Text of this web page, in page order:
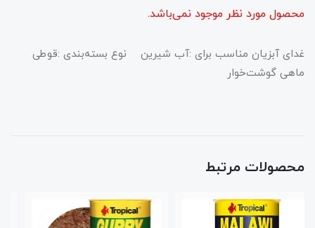
محصول مورد نظر موجود نمی‌باشد.
غدای آبزیان مناسب برای :آب شیرین نوع بسته‌بندی :قوطی
ماهی گوشت‌خوار
محصولات مرتبط